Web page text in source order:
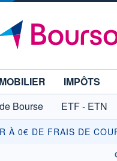
IMPÔTS
Bourse ETF - ETN
À 0€ DE FRAIS DE